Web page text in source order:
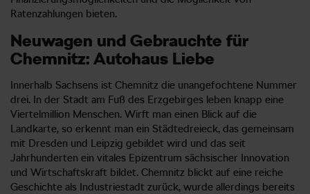
Ratenzahlungen bieten.
Neuwagen und Gebrauchte für
Chemnitz: Autohaus Liebe
Innerhalb Sachsens ist Chemnitz die unangefochtene Nummer
drei. In der Stadt am Fuß des Erzgebirges leben knapp eine
Viertelmillion Menschen. Wirft man einen Blick auf die
Landkarte, so erkennt man ein Städtedreieck, das gemeinsam
mit Dresden und Leipzig gebildet wird und das seit
Jahrhunderten ein vitales Epizentrum sächsischer Innovation
und Wirtschaftskraft bildet. Chemnitz blickt auf eine reiche
Geschichte als Industriestadt zurück, wurde allerdings bereits